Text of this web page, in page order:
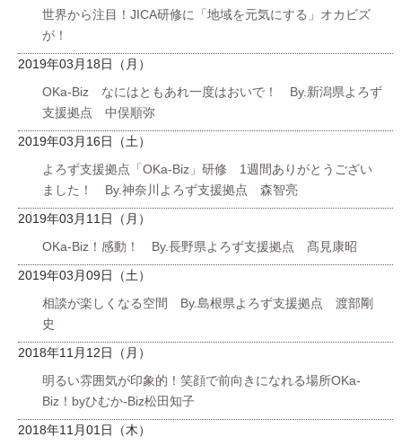
世界から注目！JICA研修に「地域を元気にする」オカビズ
が！
2019年03月18日（月）
OKa-Biz なにはともあれ一度はおいで！ By.新潟県よろず
支援拠点 中俣順弥
2019年03月16日（土）
よろず支援拠点「OKa-Biz」研修 1週間ありがとうござい
ました！ By.神奈川よろず支援拠点 森智亮
2019年03月11日（月）
OKa-Biz！感動！ By.長野県よろず支援拠点 髙見康昭
2019年03月09日（土）
相談が楽しくなる空間 By.島根県よろず支援拠点 渡部剛
史
2018年11月12日（月）
明るい雰囲気が印象的！笑顔で前向きになれる場所OKa-
Biz！byひむか-Biz松田知子
2018年11月01日（木）